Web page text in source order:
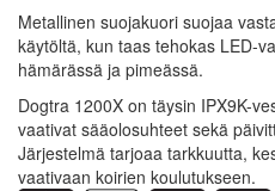
Metallinen suojakuori suojaa
käytöltä, kun taas tehokas LED-
hämärässä ja pimeässä.
Dogtra 1200X on täysin IPX9K-
vaativat sääolosuhteet sekä
Järjestelmä tarjoaa tarkkuutta,
vaativaan koirien koulutukseen.